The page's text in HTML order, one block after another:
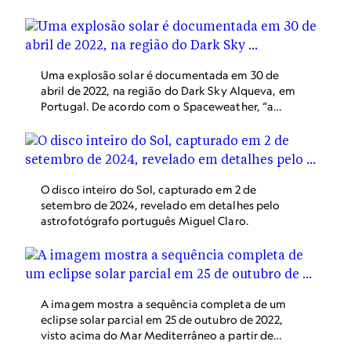
Hemisfério Norte.
Uma explosão solar é documentada em 30 de
abril de 2022, na região do Dark Sky Alqueva, em
Portugal. De acordo com o Spaceweather, “a
para um forte apagão de rádio de ondas curtas
no meio do Oceano Atlântico e na Europa”.
O disco inteiro do Sol, capturado em 2 de
setembro de 2024, revelado em detalhes pelo
astrofotógrafo português Miguel Claro.
A imagem mostra a sequência completa de um
eclipse solar parcial em 25 de outubro de 2022,
visto acima do Mar Mediterrâneo a partir de